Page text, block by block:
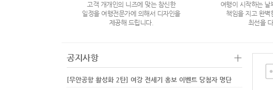
고객 개개인의 니즈에 맞는 참신한
일정을 여행전문가에 의해서 디자인을
제공해 드립니다.
여행이 시작하는 날
책임을 지고 완벽
최선을
공지사항 +
[무안공항 활성화 2탄] 여강 전세기 홍보 이벤트 당첨자 명단